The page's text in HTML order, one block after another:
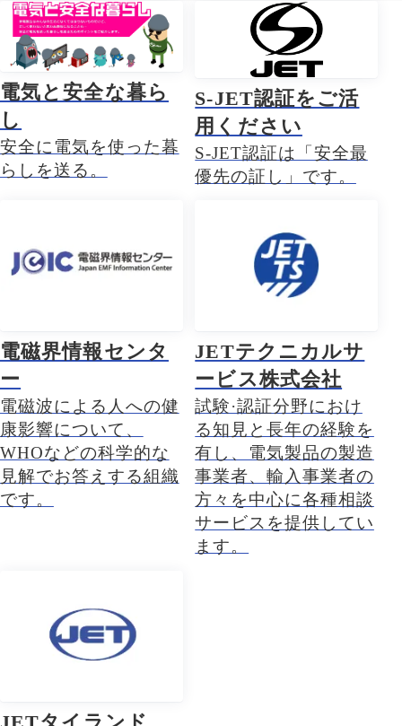
電気と安全な暮ら
し
安全に電気を使った暮
らしを送る。
S-JET認証をご活
用ください
S-JET認証は「安全最
優先の証し」です。
電磁界情報センタ
ー
電磁波による人への健
康影響について、
WHOなどの科学的な
見解でお答えする組織
です。
JETテクニカルサ
ービス株式会社
試験·認証分野におけ
る知見と長年の経験を
有し、電気製品の製造
事業者、輸入事業者の
方々を中心に各種相談
サービスを提供してい
ます。